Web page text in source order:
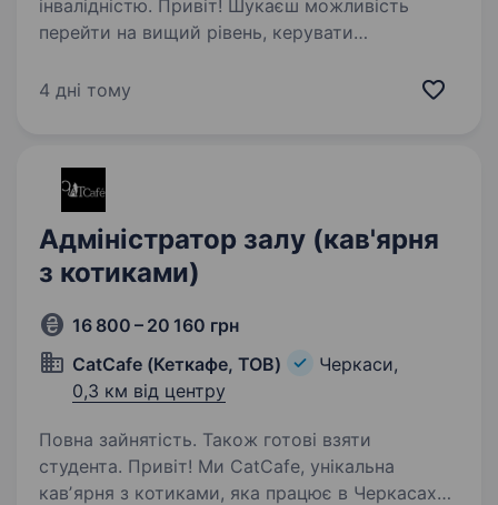
інвалідністю. Привіт! Шукаєш можливість
перейти на вищий рівень, керувати
завдань великих супермаркетів? Або,
4 дні тому
Адміністратор залу (кав'ярня
з котиками)
16 800 – 20 160 грн
CatCafe (Кеткафе, ТОВ)
Черкаси,
0,3 км від центру
Повна зайнятість. Також готові взяти
студента. Привіт! Ми CatCafe, унікальна
кавʼярня з котиками, яка працює в Черкасах